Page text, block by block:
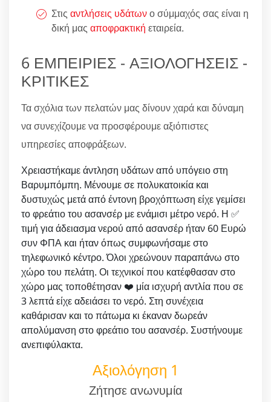
Στις αντλήσεις υδάτωνο σύμμαχός σας είναι η
δική μας αποφρακτική εταιρεία.
6 ΕΜΠΕΙΡΙΕΣ - ΑΞΙΟΛΟΓΗΣΕΙΣ -
ΚΡΙΤΙΚΕΣ
Τα σχόλια των πελατών μας δίνουν χαρά και δύναμη
να συνεχίζουμε να προσφέρουμε αξιόπιστες
υπηρεσίες αποφράξεων.
Χρειαστήκαμε άντληση υδάτων από υπόγειο στη
Βαρυμπόμπη. Μένουμε σε πολυκατοικία και
δυστυχώς μετά από έντονη βροχόπτωση είχε γεμίσει
το φρεάτιο του ασανσέρ με ενάμισι μέτρο νερό. Η ✅
τιμή για άδειασμα νερού από ασανσέρ ήταν 60 Ευρώ
συν ΦΠΑ και ήταν όπως συμφωνήσαμε στο
τηλεφωνικό κέντρο. Όλοι χρεώνουν παραπάνω στο
χώρο του πελάτη. Οι τεχνικοί που κατέφθασαν στο
χώρο μας τοποθέτησαν ❤️ μία ισχυρή αντλία που σε
3 λεπτά είχε αδειάσει το νερό. Στη συνέχεια
καθάρισαν και το πάτωμα κι έκαναν δωρεάν
απολύμανση στο φρεάτιο του ασανσέρ. Συστήνουμε
ανεπιφύλακτα.
Αξιολόγηση 1
Ζήτησε ανωνυμία